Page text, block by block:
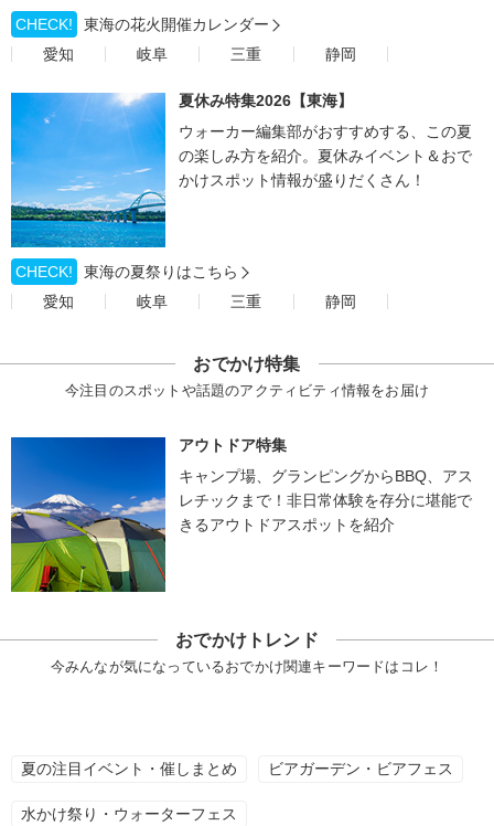
CHECK!
東海の花火開催カレンダー
愛知
岐阜 三重 静岡
夏休み特集2026【東海】
ウォーカー編集部がおすすめする、この夏
の楽しみ方を紹介。夏休みイベント＆おで
かけスポット情報が盛りだくさん！
CHECK!
東海の夏祭りはこちら
愛知
岐阜 三重 静岡
おでかけ特集
今注目のスポットや話題のアクティビティ情報をお届け
アウトドア特集
キャンプ場、グランピングからBBQ、アス
レチックまで！非日常体験を存分に堪能で
きるアウトドアスポットを紹介
おでかけトレンド
今みんなが気になっているおでかけ関連キーワードはコレ！
夏の注目イベント・催しまとめ ビアガーデン・ビアフェス
水かけ祭り・ウォーターフェス